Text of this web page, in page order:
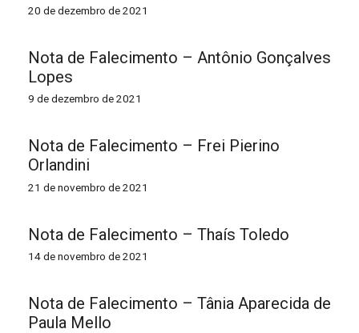
20 de dezembro de 2021
Nota de Falecimento – Antônio Gonçalves
Lopes
9 de dezembro de 2021
Nota de Falecimento – Frei Pierino
Orlandini
21 de novembro de 2021
Nota de Falecimento – Thaís Toledo
14 de novembro de 2021
Nota de Falecimento – Tânia Aparecida de
Paula Mello